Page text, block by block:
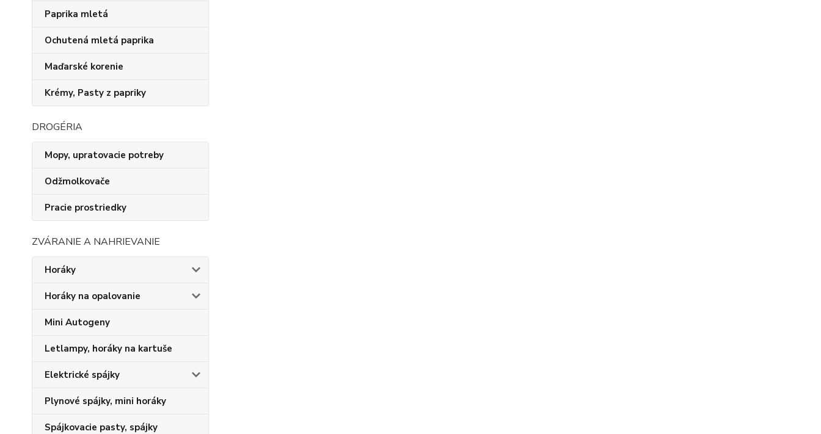
Paprika mletá
Ochutená mletá paprika
Maďarské korenie
Krémy, Pasty z papriky
DROGÉRIA
Mopy, upratovacie potreby
Odžmolkovače
Pracie prostriedky
ZVÁRANIE A NAHRIEVANIE
Horáky
Horáky na opalovanie
Mini Autogeny
Letlampy, horáky na kartuše
Elektrické spájky
Plynové spájky, mini horáky
Spájkovacie pasty, spájky